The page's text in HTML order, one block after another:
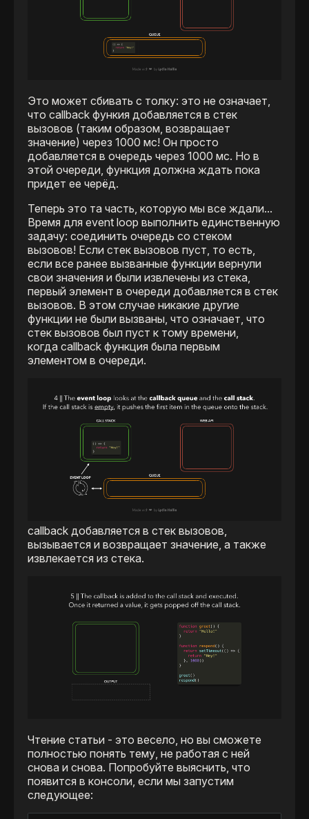
Это может сбивать с толку: это не означает,
что callback функия добавляется в стек
вызовов (таким образом, возвращает
значение) через 1000 мс! Он просто
добавляется в очередь через 1000 мс. Но в
этой очереди, функция должна ждать пока
придет ее черёд.
Теперь это та часть, которую мы все ждали...
Время для event loop выполнить единственную
задачу: соединить очередь со стеком
вызовов! Если стек вызовов пуст, то есть,
если все ранее вызванные функции вернули
свои значения и были извлечены из стека,
первый элемент в очереди добавляется в стек
вызовов. В этом случае никакие другие
функции не были вызваны, что означает, что
стек вызовов был пуст к тому времени,
когда callback функция была первым
элементом в очереди.
callback добавляется в стек вызовов,
вызывается и возвращает значение, а также
извлекается из стека.
Чтение статьи - это весело, но вы сможете
полностью понять тему, не работая с ней
снова и снова. Попробуйте выяснить, что
появится в консоли, если мы запустим
следующее: